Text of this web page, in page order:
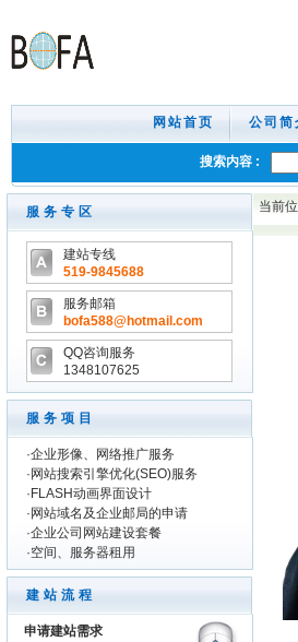
网站首页 公司简
搜索内容 :
服务专区
建站专线
519-9845688
服务邮箱
bofa588@hotmail.com
QQ咨询服务
1348107625
服务项目
·企业形像、网络推广服务
· 网站搜索引擎优化(SEO)服务
· FLASH动画界面设计
· 网站域名及企业邮局的申请
·企业公司网站建设套餐
·空间、服务器租用
建站流程
申请建站需求
当前